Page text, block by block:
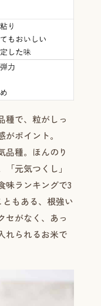
種で、粒がしっ
ポイント。
品種。ほんのり
元気つくし」
味ランキングで3
もある、根強い
セがなく、あっ
れられるお米で